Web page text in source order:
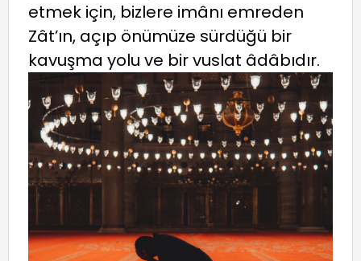
etmek için, bizlere imânı emreden
Zât’ın, açıp önümüze sürdüğü bir
kavuşma yolu ve bir vuslat âdâbıdır.